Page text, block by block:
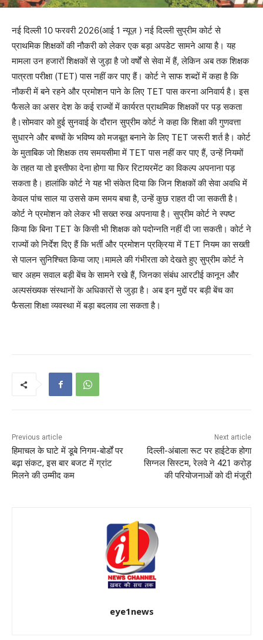
नई दिल्ली 10 फरवरी 2026(आई 1 न्यूज़ ) नई दिल्ली सुप्रीम कोर्ट से
प्राथमिक शिक्षकों की नौकरी को लेकर एक बड़ा अपडेट सामने आया है। यह
मामला उन हजारों शिक्षकों से जुड़ा है जो वर्षों से सेवा में हैं, लेकिन अब तक शिक्षक
पात्रता परीक्षा (TET) पास नहीं कर पाए हैं। कोर्ट ने साफ शब्दों में कहा है कि
नौकरी में बने रहने और प्रमोशन पाने के लिए TET पास करना अनिवार्य है। इस
फैसले का असर देश के कई राज्यों में कार्यरत प्राथमिक शिक्षकों पर पड़ सकता
है।सोमवार को हुई सुनवाई के दौरान सुप्रीम कोर्ट ने कहा कि शिक्षा की गुणवत्ता
सुधारने और बच्चों के भविष्य को मजबूत बनाने के लिए TET जरूरी शर्त है। कोर्ट
के मुताबिक जो शिक्षक तय समयसीमा में TET पास नहीं कर पाए हैं, उन्हें नियमों
के तहत या तो इस्तीफा देना होगा या फिर रिटायरमेंट का विकल्प अपनाना पड़
सकता है। हालांकि कोर्ट ने यह भी संकेत दिया कि जिन शिक्षकों की सेवा अवधि में
केवल पांच साल या उससे कम समय बचा है, उन्हें कुछ राहत दी जा सकती है।
कोर्ट ने प्रमोशन को लेकर भी सख्त रुख अपनाया है। सुप्रीम कोर्ट ने स्पष्ट
किया कि बिना TET के किसी भी शिक्षक को पदोन्नति नहीं दी जा सकती। कोर्ट ने
राज्यों को निर्देश दिए हैं कि भर्ती और प्रमोशन प्रक्रिया में TET नियम का सख्ती
से पालन सुनिश्चित किया जाए।मामले की गंभीरता को देखते हुए सुप्रीम कोर्ट ने
चार अहम सवाल बड़ी बेंच के सामने रखे हैं, जिनका संबंध आरटीई कानून और
अल्पसंख्यक संस्थानों के अधिकारों से जुड़ा है। अब इन मुद्दों पर बड़ी बेंच का
फैसला शिक्षा व्यवस्था में बड़ा बदलाव ला सकता है।
Previous article
हिमाचल के घाटे में डूबे निगम-बोर्डों पर
बढ़ा संकट, इस बार बजट में ग्रांट
मिलने की उम्मीद कम
Next article
दिल्ली-अंबाला रूट पर हाईटेक होगा
सिग्नल सिस्टम, रेलवे ने 421 करोड़
की परियोजनाओं को दी मंजूरी
eye1news